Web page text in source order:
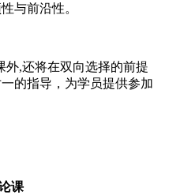
与前沿性。
外,还将在双向选择的前提
的指导，为学员提供参加
课